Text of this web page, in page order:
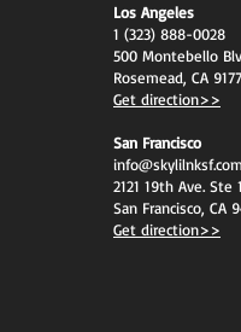
Los Angeles
1 (323) 888-0028
500 Montebello
Rosemead, CA
Get direction>>
San Francisco
info@skylilnksf.com
2121 19th Ave. Ste
San Francisco, CA
Get direction>>